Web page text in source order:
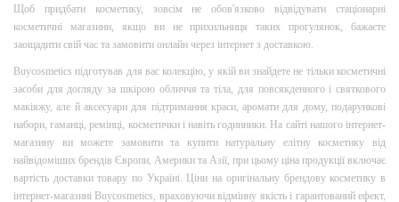
Щоб придбати косметику, зовсім не обов'язково відвідувати стаціонарні
косметичні магазини, якщо ви не прихильниця таких прогулянок, бажаєте
заощадити свій час та замовити онлайн через інтернет з доставкою.
Buycosmetics підготував для вас колекцію, у якій ви знайдете не тільки косметичні
засоби для догляду за шкірою обличчя та тіла, для повсякденного і святкового
макіяжу, але й аксесуари для підтримання краси, аромати для дому, подарункові
набори, гаманці, ремінці, косметички і навіть годинники. На сайті нашого інтернет-
магазину ви можете замовити та купити натуральну елітну косметику від
найвідоміших брендів Європи, Америки та Азії, при цьому ціна продукції включає
вартість доставки товару по Україні. Ціни на оригінальну брендову косметику в
інтернет-магазині Buycosmetics, враховуючи відмінну якість і гарантований ефект,